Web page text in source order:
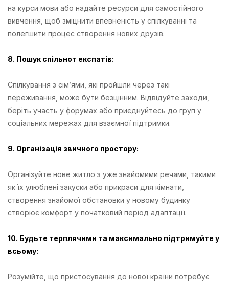
на курси мови або надайте ресурси для самостійного
вивчення, щоб зміцнити впевненість у спілкуванні та
полегшити процес створення нових друзів.
8. Пошук спільнот експатів:
Спілкування з сім’ями, які пройшли через такі
переживання, може бути безцінним. Відвідуйте заходи,
беріть участь у форумах або приєднуйтесь до груп у
соціальних мережах для взаємної підтримки.
9. Організація звичного простору:
Організуйте нове житло з уже знайомими речами, такими
як їх улюблені закуски або прикраси для кімнати,
створення знайомої обстановки у новому будинку
створює комфорт у початковий період адаптації.
10. Будьте терплячими та максимально підтримуйте у
всьому:
Розумійте, що пристосування до нової країни потребує